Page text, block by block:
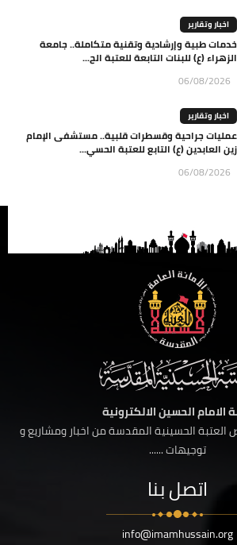
اخبار وتقارير
خدمات طبية وإرشادية وتقنية متكاملة.. جامعة
الزهراء (ع) للبنات التابعة للعتبة الح...
06/08/2026
اخبار وتقارير
عمليات جراحية وقسطرات قلبية.. مستشفى الإمام
زين العابدين (ع) التابع للعتبة الحسي...
06/08/2026
الامام الحسين الالكترونية
الحسينية المقدسة من اخبار ومشاريع و
توجيهات ......
اتصل بنا
info@imamhussain.org